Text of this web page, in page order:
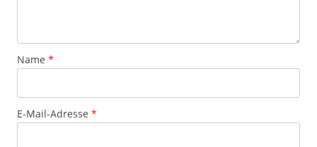
Name *
E-Mail-Adresse *